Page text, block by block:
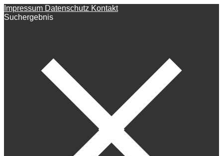
Impressum Datenschutz Kontakt
Suchergebnis